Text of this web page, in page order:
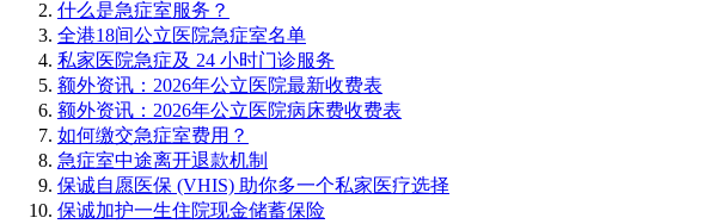
什么是急症室服务？
全港18间公立医院急症室名单
私家医院急症及 24 小时门诊服务
额外资讯：2026年公立医院最新收费表
额外资讯：2026年公立医院病床费收费表
如何缴交急症室费用？
急症室中途离开退款机制
保诚自愿医保 (VHIS) 助你多一个私家医疗选择
保诚加护一生住院现金储蓄保险